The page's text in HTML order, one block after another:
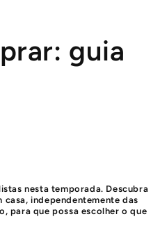
guia
nesta temporada. Descubra
independentemente das
para que possa escolher o que